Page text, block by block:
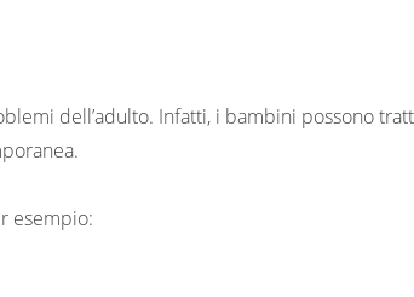
dell’adulto. Infatti, i bambini possono
esempio: